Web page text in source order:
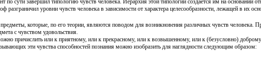
по сути завершил типологию чувств человека. Иерархия этой типологии создается им на основании
разграничил уровни чувств человека в зависимости от характера целесообразности, лежащей в их
которые, по его теории, являются поводом для возникновения различных чувств человека.
с чувством удовольствия.
причислить или к приятному, или к прекрасному, или к возвышенному, или к (безусловно)
эти чувства способностей познания можно изобразить для наглядности следующим образом: